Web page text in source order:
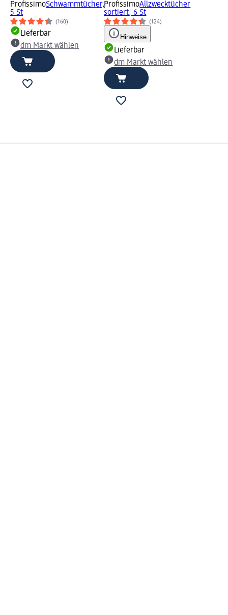
ProfissimoSchwammtücher,
5 St
(160)
Lieferbar
dm Markt wählen
ProfissimoAllzwecktücher
sortiert, 6 St
(124)
Hinweise
Lieferbar
dm Markt wählen